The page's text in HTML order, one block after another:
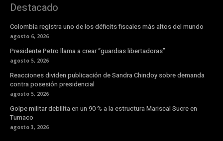
Destacado
Colombia registra uno de los déficits fiscales más altos del mundo
agosto 6, 2026
Presidente Petro llama a crear “guardias libertadoras”
agosto 5, 2026
Reacciones dividen publicación de Sandra Chindoy sobre demanda
contra posesión presidencial
agosto 5, 2026
Golpe militar debilita en un 90 % a la estructura Mariscal Sucre en
Tumaco
agosto 3, 2026